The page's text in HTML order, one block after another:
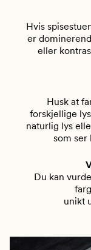
Hvis
er
eller
Husk at
forskjellige
naturlig lys
som ser
Du kan
unikt